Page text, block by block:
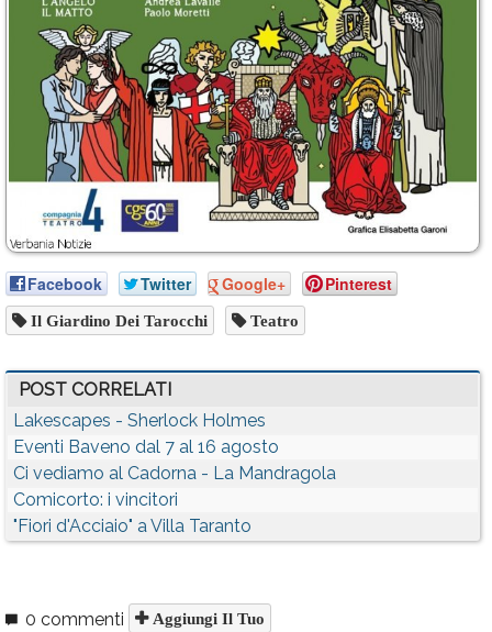
Facebook Twitter Google+ Pinterest
Il Giardino Dei Tarocchi Teatro
POST CORRELATI
Lakescapes - Sherlock Holmes
Eventi Baveno dal 7 al 16 agosto
Ci vediamo al Cadorna - La Mandragola
Comicorto: i vincitori
"Fiori d'Acciaio" a Villa Taranto
0 commenti Aggiungi Il Tuo